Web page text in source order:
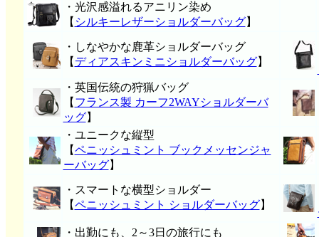
・光沢感溢れるアニリン染め
【 シルキーレザーショルダーバッグ】
・しなやかな鹿革ショルダーバッグ
【 ディアスキンミニショルダーバッグ】
・英国伝統の狩猟バッグ
【 フランス製 カーフ2WAYショルダーバ
ッグ】
・ユニークな縦型
【ペニッシュミント ブックメッセンジャ
ーバッグ】
・スマートな横型ショルダー
【ペニッシュミント ショルダーバッグ】
・出勤にも、2～3日の旅行にも